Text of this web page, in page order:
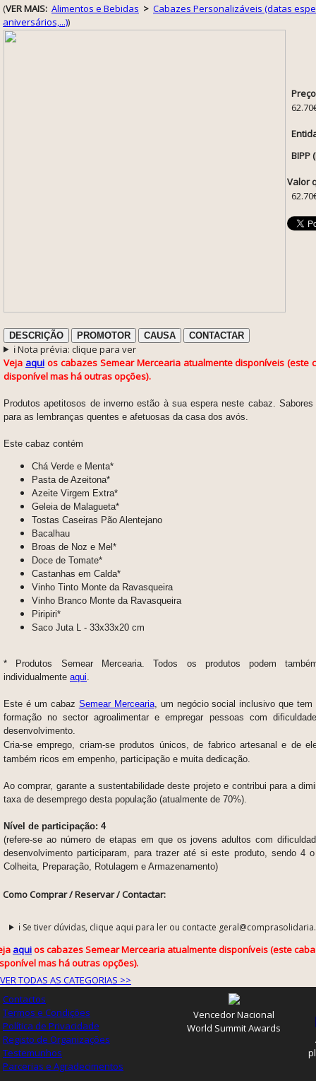
(VER MAIS: Alimentos e Bebidas > Cabazes Personalizáveis (datas
aniversários,...))
BIPP
Valor
DESCRIÇÃO PROMOTOR CAUSA CONTACTAR
ℹ️ Nota prévia: clique para ver
Veja aquios cabazes Semear Mercearia atualmente disponíveis (este
disponível mas há outras opções).
Produtos apetitosos de inverno estão à sua espera neste cabaz.
para as lembranças quentes e afetuosas da casa dos avós.
Este cabaz contém
Chá Verde e Menta*
Pasta de Azeitona*
Azeite Virgem Extra*
Geleia de Malagueta*
Tostas Caseiras Pão Alentejano
Bacalhau
Broas de Noz e Mel*
Doce de Tomate*
Castanhas em Calda*
Vinho Tinto Monte da Ravasqueira
Vinho Branco Monte da Ravasqueira
Piripiri*
Saco Juta L - 33x33x20 cm
* Produtos Semear Mercearia.Todos os produtos podem
individualmente aqui
Este é um cabaz Semear Mercearia, um negócio social inclusivo que tem
formação no sector agroalimentar e empregar pessoas com
desenvolvimento.
Cria-se emprego, criam-se produtos únicos,de fabrico artesanal e de
também ricos em empenho, participação e muita dedicação.
Ao comprar, garante a sustentabilidade deste projeto e contribui para a
taxa de desemprego desta população (atualmente de 70%).
Nível de participação: 4
(refere-se ao número de etapas em que os jovens adultos com
desenvolvimento participaram, para trazer até si este produto, sendo 4
Colheita, Preparação, Rotulagem e Armazenamento)
Como Comprar / Reservar / Contactar:
ℹ️ Se tiver dúvidas, clique aqui para ler ou contacte
aqui os cabazes Semear Mercearia atualmente disponíveis (este
mas há outras opções).
VER TODAS AS CATEGORIAS >>
Contactos
Termos e Condições
Política de Privacidade
Registo de Organizações
Testemunhos
Parcerias e Agradecimentos
Vencedor Nacional
World Summit Awards